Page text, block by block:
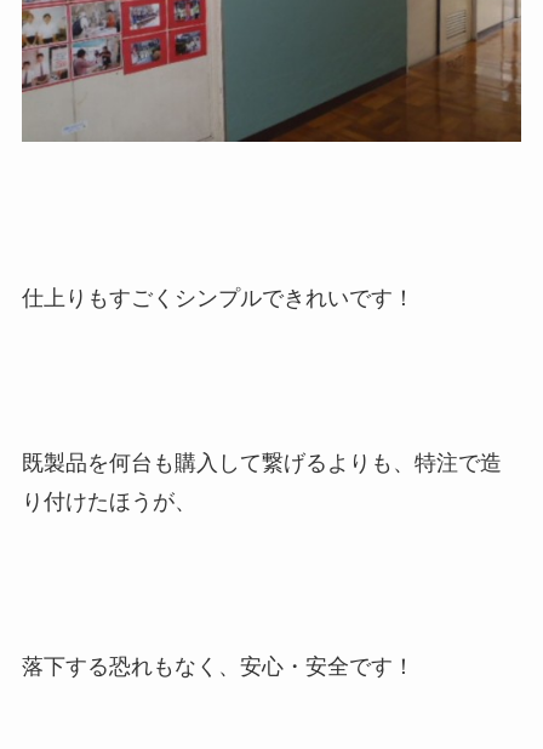
仕上りもすごくシンプルできれいです！
既製品を何台も購入して繋げるよりも、特注で造
り付けたほうが、
落下する恐れもなく、安心・安全です！